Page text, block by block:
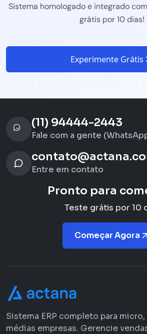
Sistema homologado e integrado
grátis por 10 dias!
Experimente Grátis
(11) 94444-2443
Fale com a gente
Entre em contato
Pronto para
Teste grátis por 10
Começar Agora
Sistema ERP completo para
médias empresas. Gerencie